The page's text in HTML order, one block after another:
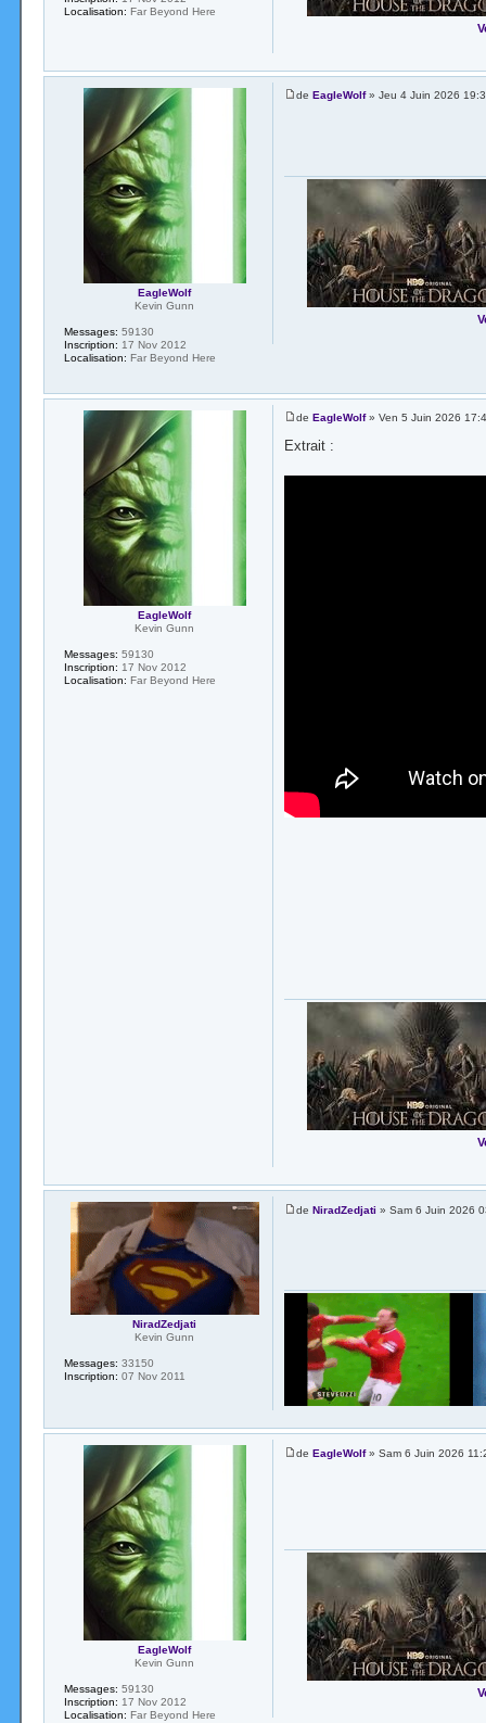
Localisation: Far Beyond Here
de EagleWolf» Jeu 4 Juin 2026
EagleWolf
Kevin Gunn
Messages: 59130
Inscription: 17 Nov 2012
Localisation: Far Beyond Here
de EagleWolf» Ven 5 Juin 2026
Extrait :
EagleWolf
Kevin Gunn
Messages: 59130
Inscription: 17 Nov 2012
Localisation: Far Beyond Here
de NiradZedjati » Sam 6 Juin 2026
NiradZedjati
Kevin Gunn
Messages: 33150
Inscription: 07 Nov 2011
de EagleWolf» Sam 6 Juin 2026
EagleWolf
Kevin Gunn
Messages: 59130
Inscription: 17 Nov 2012
Localisation: Far Beyond Here